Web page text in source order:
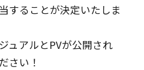
することが決定いたしま
ュアルとPVが公開され
さい！